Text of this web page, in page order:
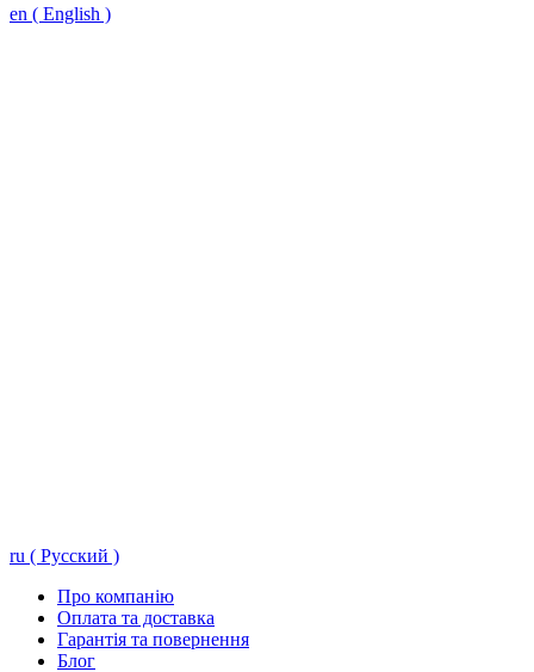
en ( English )
ru ( Русский )
Про компанію
Оплата та доставка
Гарантія та повернення
Блог